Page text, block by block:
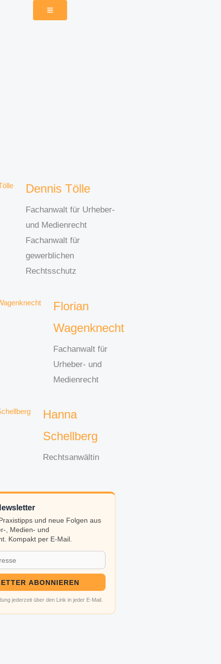
Dennis Tölle
Fachanwalt für Urheber-
und Medienrecht
Fachanwalt für
gewerblichen
Rechtsschutz
Florian
Wagenknecht
Fachanwalt für
Urheber- und
Medienrecht
Hanna
Schellberg
Rechtsanwältin
und neue Folgen aus
, Medien- und
Kompakt per E-Mail.
ABONNIEREN
jederzeit über den Link in jeder E-Mail.